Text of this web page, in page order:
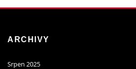
ARCHIVY
Srpen 2025